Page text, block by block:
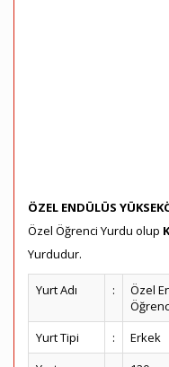
ÖZEL ENDÜLÜS
Özel Öğrenci Yurdu olup
Yurdudur.
Yurt Adı :
Özel
Yurt Tipi
:
Erkek